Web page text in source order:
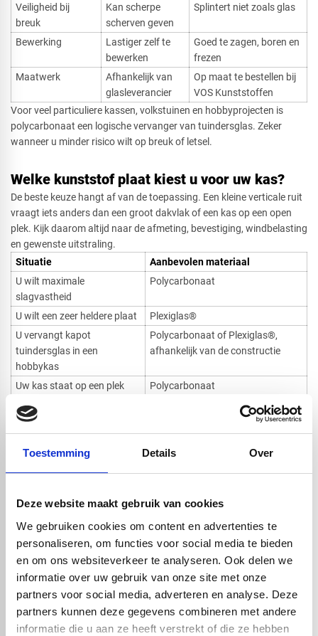
Toestemming Details Over
Deze website maakt gebruik van cookies
We gebruiken cookies om content en advertenties te
personaliseren, om functies voor social media te bieden
en om ons websiteverkeer te analyseren. Ook delen we
informatie over uw gebruik van onze site met onze
partners voor social media, adverteren en analyse. Deze
partners kunnen deze gegevens combineren met andere
informatie die u aan ze heeft verstrekt of die ze hebben
Veiligheid bij
breuk
Kan scherpe
scherven geven
Splintert niet zoals glas
Bewerking
Lastiger zelf te
bewerken
Goed te zagen, boren en
frezen
Maatwerk
Afhankelijk van
glasleverancier
Op maat te bestellen bij
VOS Kunststoffen
Voor veel particuliere kassen, volkstuinen en hobbyprojecten is
polycarbonaat een logische vervanger van tuindersglas. Zeker
wanneer u minder risico wilt op breuk of letsel.
Welke kunststof plaat kiest u voor uw kas?
De beste keuze hangt af van de toepassing. Een kleine verticale ruit
vraagt iets anders dan een groot dakvlak of een kas op een open
plek. Kijk daarom altijd naar de afmeting, bevestiging, windbelasting
en gewenste uitstraling.
Situatie​
Aanbevolen materiaal
U wilt maximale
slagvastheid
Polycarbonaat
U wilt een zeer heldere plaat
Plexiglas®
U vervangt kapot
tuindersglas in een
hobbykas
Polycarbonaat of Plexiglas®,
afhankelijk van de constructie
Uw kas staat op een plek
Polycarbonaat
U wilt een lichte plaat die
makkelijk te monteren is
Beide materialen zijn geschikt
U zoekt een plaat voor een
lichtdoorlatend dak
Polycarbonaat kanaalplaat
vaak de beste keuze. Wilt u vooral maximale helderheid en een
glasachtige uitstraling? Dan kan Plexiglas® interessant zijn.
Tuindersglas kopen of kunststof op maat
bestellen?
Wie zoekt naar tuindersglas kopen, wil meestal een passende ruit
voor een kas of broeikas. Bij VOS Kunststoffen koopt u geen
traditioneel glas, maar wel kunststof platen op maat als alternatief